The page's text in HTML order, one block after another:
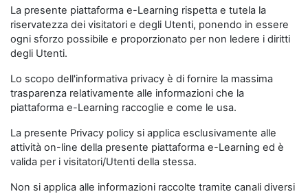
La presente piattaforma e-Learning rispetta e tutela la
riservatezza dei visitatori e degli Utenti, ponendo in essere
ogni sforzo possibile e proporzionato per non ledere i diritti
degli Utenti.
Lo scopo dell'informativa privacy è di fornire la massima
trasparenza relativamente alle informazioni che la
piattaforma e-Learning raccoglie e come le usa.
La presente Privacy policy si applica esclusivamente alle
attività on-line della presente piattaforma e-Learning ed è
valida per i visitatori/Utenti della stessa.
Non si applica alle informazioni raccolte tramite canali diversi